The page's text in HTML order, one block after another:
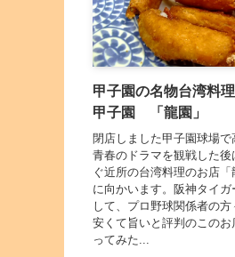
甲子園の名物台湾料
甲子園 「龍園」
閉店しました甲子園球場
青春のドラマを観戦した後
ぐ近所の台湾料理のお店
に向かいます。阪神タイガ
して、プロ野球関係者の方
安くて旨いと評判のこの
ってみた...